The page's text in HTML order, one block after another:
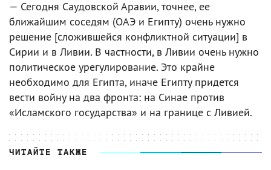
— Сегодня Саудовской Аравии, точнее, ее
ближайшим соседям (ОАЭ и Египту) очень нужно
решение [сложившейся конфликтной ситуации] в
Сирии и в Ливии. В частности, в Ливии очень нужно
политическое урегулирование. Это крайне
необходимо для Египта, иначе Египту придется
вести войну на два фронта: на Синае против
«Исламского государства» и на границе с Ливией.
ЧИТАЙТЕ ТАКЖЕ